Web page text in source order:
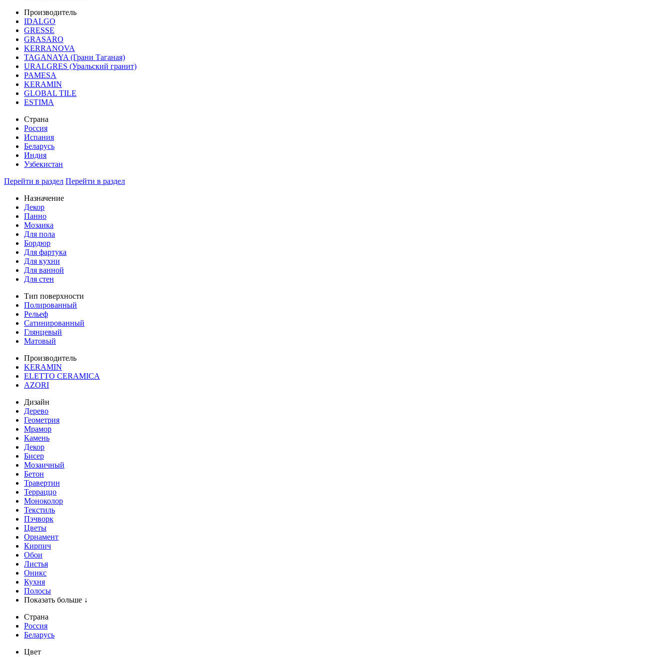
Производитель
IDALGO
GRESSE
GRASARO
KERRANOVA
TAGANAYA (Грани Таганая)
URALGRES (Уральский гранит)
PAMESA
KERAMIN
GLOBAL TILE
ESTIMA
Страна
Россия
Испания
Беларусь
Индия
Узбекистан
Перейти в раздел Перейти в раздел
Назначение
Декор
Панно
Мозаика
Для пола
Бордюр
Для фартука
Для кухни
Для ванной
Для стен
Тип поверхности
Полированный
Рельеф
Сатинированный
Глянцевый
Матовый
Производитель
KERAMIN
ELETTO CERAMICA
AZORI
Дизайн
Дерево
Геометрия
Мрамор
Камень
Декор
Бисер
Мозаичный
Бетон
Травертин
Терраццо
Моноколор
Текстиль
Пэчворк
Цветы
Орнамент
Кирпич
Обои
Листья
Оникс
Кухня
Полосы
Показать больше ↓
Страна
Россия
Беларусь
Цвет